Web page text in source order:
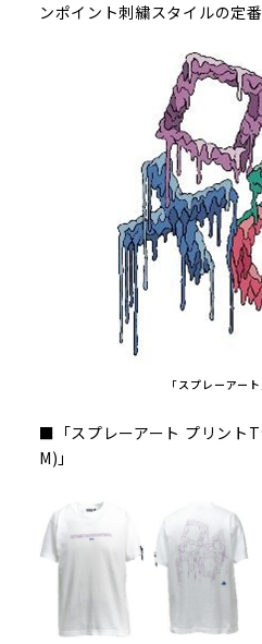
ンポイント刺繍スタイルの定番
「スプレーアー
■「スプレーアート プリン
M)」